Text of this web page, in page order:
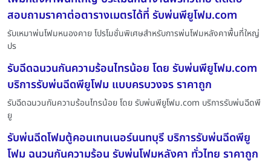
สอบถามราคาต่อตารางเมตรได้ที่ รับพ่นพียูโฟม.com
รับเหมาพ่นโฟมหนองคาย โปรโมชั่นพิเศษสำหรับการพ่นโฟมหลังคาพื้นที่ใหญ่
ปร
รับฉีดฉนวนกันความร้อนไทรน้อย โดย รับพ่นพียูโฟม.com
บริการรับพ่นฉีดพียูโฟม แบบครบวงจร ราคาถูก
รับฉีดฉนวนกันความร้อนไทรน้อย โดย รับพ่นพียูโฟม.com บริการรับพ่นฉีดพี
ยู
รับพ่นฉีดโฟมตู้คอนเทนเนอร์นนทบุรี บริการรับพ่นฉีดพียู
โฟม ฉนวนกันความร้อน รับพ่นโฟมหลังคา ทั่วไทย ราคาถูก